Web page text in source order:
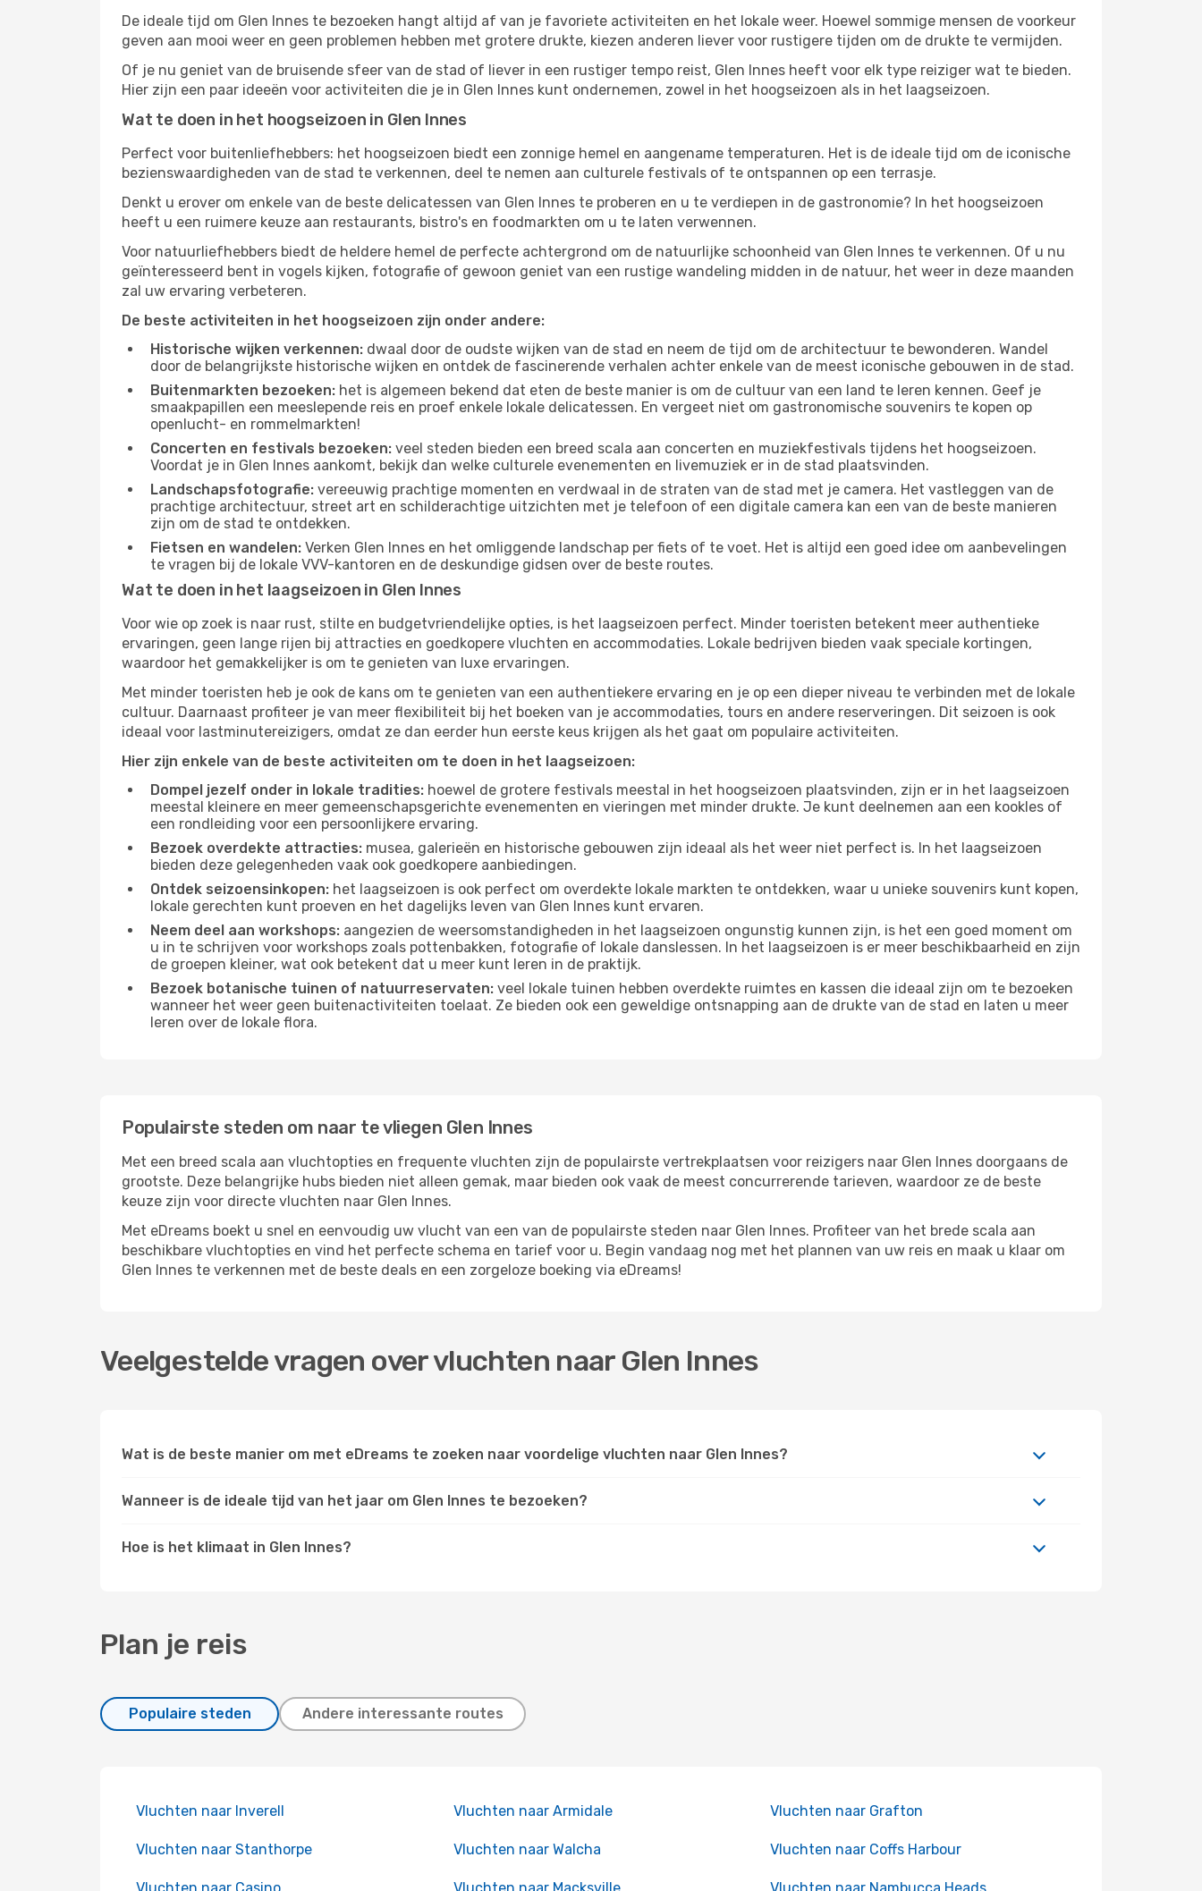
De ideale tijd om Glen Innes te bezoeken hangt altijd af van je favoriete activiteiten en het lokale weer. Hoewel sommige mensen de voorkeur
geven aan mooi weer en geen problemen hebben met grotere drukte, kiezen anderen liever voor rustigere tijden om de drukte te vermijden.
Of je nu geniet van de bruisende sfeer van de stad of liever in een rustiger tempo reist, Glen Innes heeft voor elk type reiziger wat te bieden.
Hier zijn een paar ideeën voor activiteiten die je in Glen Innes kunt ondernemen, zowel in het hoogseizoen als in het laagseizoen.
Wat te doen in het hoogseizoen in Glen Innes
Perfect voor buitenliefhebbers: het hoogseizoen biedt een zonnige hemel en aangename temperaturen. Het is de ideale tijd om de iconische
bezienswaardigheden van de stad te verkennen, deel te nemen aan culturele festivals of te ontspannen op een terrasje.
Denkt u erover om enkele van de beste delicatessen van Glen Innes te proberen en u te verdiepen in de gastronomie? In het hoogseizoen
heeft u een ruimere keuze aan restaurants, bistro's en foodmarkten om u te laten verwennen.
Voor natuurliefhebbers biedt de heldere hemel de perfecte achtergrond om de natuurlijke schoonheid van Glen Innes te verkennen. Of u nu
geïnteresseerd bent in vogels kijken, fotografie of gewoon geniet van een rustige wandeling midden in de natuur, het weer in deze maanden
zal uw ervaring verbeteren.
De beste activiteiten in het hoogseizoen zijn onder andere:
Historische wijken verkennen: dwaal door de oudste wijken van de stad en neem de tijd om de architectuur te bewonderen. Wandel
door de belangrijkste historische wijken en ontdek de fascinerende verhalen achter enkele van de meest iconische gebouwen in de stad.
Buitenmarkten bezoeken: het is algemeen bekend dat eten de beste manier is om de cultuur van een land te leren kennen. Geef je
smaakpapillen een meeslepende reis en proef enkele lokale delicatessen. En vergeet niet om gastronomische souvenirs te kopen op
openlucht- en rommelmarkten!
Concerten en festivals bezoeken: veel steden bieden een breed scala aan concerten en muziekfestivals tijdens het hoogseizoen.
Voordat je in Glen Innes aankomt, bekijk dan welke culturele evenementen en livemuziek er in de stad plaatsvinden.
Landschapsfotografie: vereeuwig prachtige momenten en verdwaal in de straten van de stad met je camera. Het vastleggen van de
prachtige architectuur, street art en schilderachtige uitzichten met je telefoon of een digitale camera kan een van de beste manieren
zijn om de stad te ontdekken.
Fietsen en wandelen: Verken Glen Innes en het omliggende landschap per fiets of te voet. Het is altijd een goed idee om aanbevelingen
te vragen bij de lokale VVV-kantoren en de deskundige gidsen over de beste routes.
Wat te doen in het laagseizoen in Glen Innes
Voor wie op zoek is naar rust, stilte en budgetvriendelijke opties, is het laagseizoen perfect. Minder toeristen betekent meer authentieke
ervaringen, geen lange rijen bij attracties en goedkopere vluchten en accommodaties. Lokale bedrijven bieden vaak speciale kortingen,
waardoor het gemakkelijker is om te genieten van luxe ervaringen.
Met minder toeristen heb je ook de kans om te genieten van een authentiekere ervaring en je op een dieper niveau te verbinden met de lokale
cultuur. Daarnaast profiteer je van meer flexibiliteit bij het boeken van je accommodaties, tours en andere reserveringen. Dit seizoen is ook
ideaal voor lastminutereizigers, omdat ze dan eerder hun eerste keus krijgen als het gaat om populaire activiteiten.
Hier zijn enkele van de beste activiteiten om te doen in het laagseizoen:
Dompel jezelf onder in lokale tradities: hoewel de grotere festivals meestal in het hoogseizoen plaatsvinden, zijn er in het laagseizoen
meestal kleinere en meer gemeenschapsgerichte evenementen en vieringen met minder drukte. Je kunt deelnemen aan een kookles of
een rondleiding voor een persoonlijkere ervaring.
Bezoek overdekte attracties: musea, galerieën en historische gebouwen zijn ideaal als het weer niet perfect is. In het laagseizoen
bieden deze gelegenheden vaak ook goedkopere aanbiedingen.
Ontdek seizoensinkopen: het laagseizoen is ook perfect om overdekte lokale markten te ontdekken, waar u unieke souvenirs kunt kopen,
lokale gerechten kunt proeven en het dagelijks leven van Glen Innes kunt ervaren.
Neem deel aan workshops: aangezien de weersomstandigheden in het laagseizoen ongunstig kunnen zijn, is het een goed moment om
u in te schrijven voor workshops zoals pottenbakken, fotografie of lokale danslessen. In het laagseizoen is er meer beschikbaarheid en zijn
de groepen kleiner, wat ook betekent dat u meer kunt leren in de praktijk.
Bezoek botanische tuinen of natuurreservaten: veel lokale tuinen hebben overdekte ruimtes en kassen die ideaal zijn om te bezoeken
wanneer het weer geen buitenactiviteiten toelaat. Ze bieden ook een geweldige ontsnapping aan de drukte van de stad en laten u meer
leren over de lokale flora.
Populairste steden om naar te vliegen Glen Innes
Met een breed scala aan vluchtopties en frequente vluchten zijn de populairste vertrekplaatsen voor reizigers naar Glen Innes doorgaans de
grootste. Deze belangrijke hubs bieden niet alleen gemak, maar bieden ook vaak de meest concurrerende tarieven, waardoor ze de beste
keuze zijn voor directe vluchten naar Glen Innes.
Met eDreams boekt u snel en eenvoudig uw vlucht van een van de populairste steden naar Glen Innes. Profiteer van het brede scala aan
beschikbare vluchtopties en vind het perfecte schema en tarief voor u. Begin vandaag nog met het plannen van uw reis en maak u klaar om
Glen Innes te verkennen met de beste deals en een zorgeloze boeking via eDreams!
Veelgestelde vragen over vluchten naar Glen Innes
Wat is de beste manier om met eDreams te zoeken naar voordelige vluchten naar Glen Innes?
Wanneer is de ideale tijd van het jaar om Glen Innes te bezoeken?
Hoe is het klimaat in Glen Innes?
Plan je reis
Populaire steden Andere interessante routes
Vluchten naar Inverell Vluchten naar Armidale Vluchten naar Grafton
Vluchten naar Stanthorpe Vluchten naar Walcha Vluchten naar Coffs Harbour